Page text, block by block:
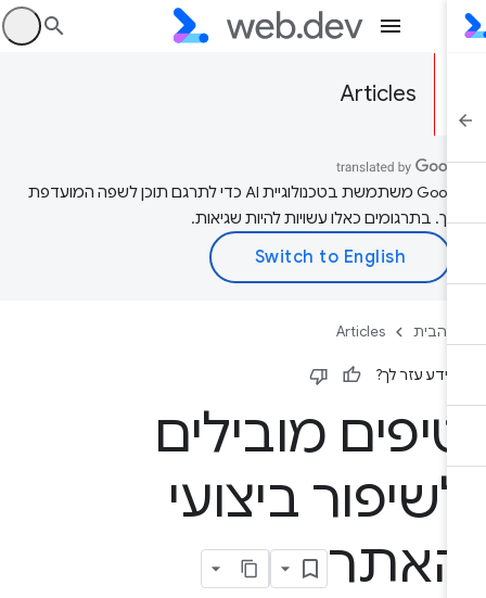
Articles
‫Google משתמשת בטכנולוגיית AI כדי לתרגם תוכן לשפה המועדפת
בתרגומים כאלו עשויות להיות שגיאות.
הבית Articles
עזר לך?
מובילים
ביצועי